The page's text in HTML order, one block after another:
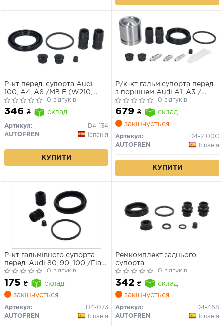
Р-кт перед. супорта Audi
100, A4, A6 /MB E (W210,
S210) /Opel Astra G, H, Vectra
B, Zafira A /VW Passat (3B2-
3B6), T4 (57mm ATE)
0 відгуків
346 ₴ склад
Артикул:
D4-134
AUTOFREN
Іспанія
КУПИТИ
Р/к-кт гальм.супорта перед.
з поршнем Audi A1, A3 /
BMW 1, 3 / Ford Fiesta / Lada
Priora / Renault Megane II /
Seat / Skoda / VW
0 відгуків
679 ₴
склад
закінчується
Артикул:
D4-2100C
AUTOFREN
Іспанія
КУПИТИ
Р-кт гальмівного супорта
перед. Audi 80, 90, 100 /Fiat
Croma, Punto,Tempra /Seat
/VW (Lucas 54mm)
0 відгуків
175 ₴
склад
закінчується
Артикул:
D4-073
AUTOFREN
Іспанія
Ремкомплект заднього
супорта
0 відгуків
342 ₴
склад
закінчується
Артикул:
D4-468
AUTOFREN
Іспанія